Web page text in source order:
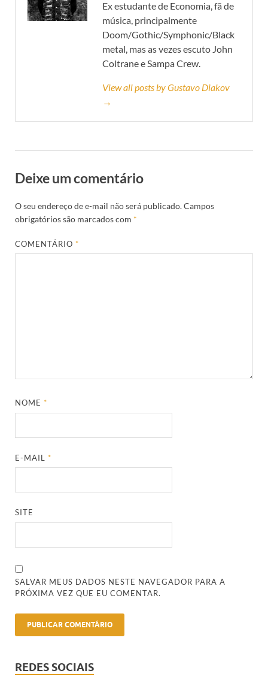
Ex estudante de Economia, fã de
música, principalmente
Doom/Gothic/Symphonic/Black
metal, mas as vezes escuto John
Coltrane e Sampa Crew.
View all posts by Gustavo Diakov
→
Deixe um comentário
O seu endereço de e-mail não será publicado.Campos
obrigatórios são marcados com *
COMENTÁRIO*
NOME*
E-MAIL*
SITE
SALVAR MEUS DADOS NESTE NAVEGADOR PARA A
PRÓXIMA VEZ QUE EU COMENTAR.
REDES SOCIAIS